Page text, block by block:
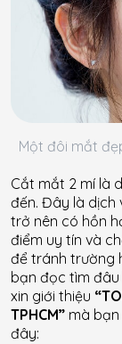
Một đôi mắt
Cắt mắt 2 mí là
đến. Đây là dịch
trở nên có hồn
điểm uy tín và
để tránh trường
bạn đọc tìm
xin giới thiệu
TPHCM” mà
đây: